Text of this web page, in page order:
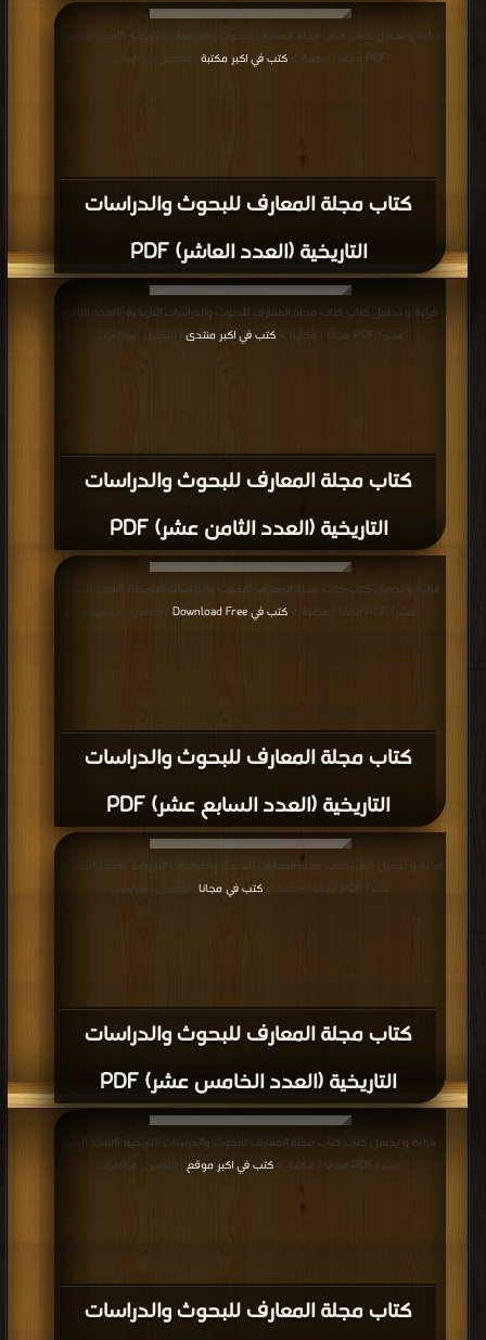
كتاب مجلة المعارف للبحوث والدراسات
التاريخية (العدد العاشر) PDF
قراءة و تحميل كتاب كتاب مجلة المعارف للبحوث والدراسات التاريخية (العدد العاشر)
PDF مجانا | مكتبة >
كتب في اكبر مكتبة | التحميل : مرة/مرات
كتاب مجلة المعارف للبحوث والدراسات
التاريخية (العدد الثامن عشر) PDF
قراءة و تحميل كتاب كتاب مجلة المعارف للبحوث والدراسات التاريخية (العدد الثامن
عشر) PDF مجانا | مكتبة >
كتب في اكبر منتدى | التحميل : مرة/مرات
كتاب مجلة المعارف للبحوث والدراسات
التاريخية (العدد السابع عشر) PDF
قراءة و تحميل كتاب كتاب مجلة المعارف للبحوث والدراسات التاريخية (العدد السابع
عشر) PDF مجانا | مكتبة >
كتب في Download Free | التحميل : مرة/مرات
كتاب مجلة المعارف للبحوث والدراسات
التاريخية (العدد الخامس عشر) PDF
قراءة و تحميل كتاب كتاب مجلة المعارف للبحوث والدراسات التاريخية (العدد الخامس
عشر) PDF مجانا | مكتبة >
كتب في مجانا | التحميل : مرة/مرات
كتاب مجلة المعارف للبحوث والدراسات
قراءة و تحميل كتاب كتاب مجلة المعارف للبحوث والدراسات التاريخية (العدد الرابع
عشر) PDF مجانا | مكتبة >
كتب في اكبر موقع | التحميل : مرة/مرات